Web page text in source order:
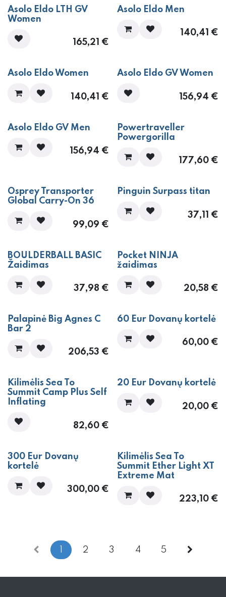
​​​​​​Asolo Eldo LTH GV
Women
165,21 €
​​​​​​Asolo Eldo Men
140,41 €
​​​​​​Asolo Eldo Women
140,41 €
​​​​​​Asolo Eldo GV Women
156,94 €
​​​​​​Asolo Eldo GV Men
156,94 €
​​​​​​Powertraveller
Powergorilla
177,60€
​​​​​​Osprey Transporter
Global Carry-On 36
99,09 €
​​​​​Pinguin Surpass titan
37,11 €
NAUJIENA!
BOULDERBALL BASIC
Žaidimas
37,98 € NAUJIENA!
Pocket NINJA
žaidimas
20,58 €
​Palapinė Big Agnes C
Bar 2
206,53 €
60 Eur Dovanų kortelė
60,00€
​Kilimėlis Sea To
Summit Camp Plus Self
Inflating
82,60€
20 Eur Dovanų kortelė
20,00€
300 Eur Dovanų
kortelė
300,00€
​Kilimėlis Sea To
Summit Ether Light XT
Extreme Mat
223,10€
2 3 4 5